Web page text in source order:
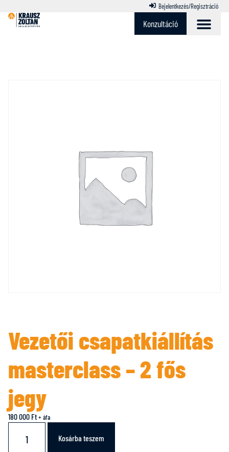
Bejelentkezés/Regisztráció
Konzultáció
Vezetői csapatkiállítás
masterclass – 2 fős
jegy
180 000 Ft+ áfa
Kosárba teszem